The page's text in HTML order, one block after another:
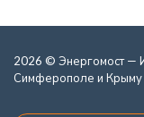
2026 © Энергомост —
Симферополе и Крыму